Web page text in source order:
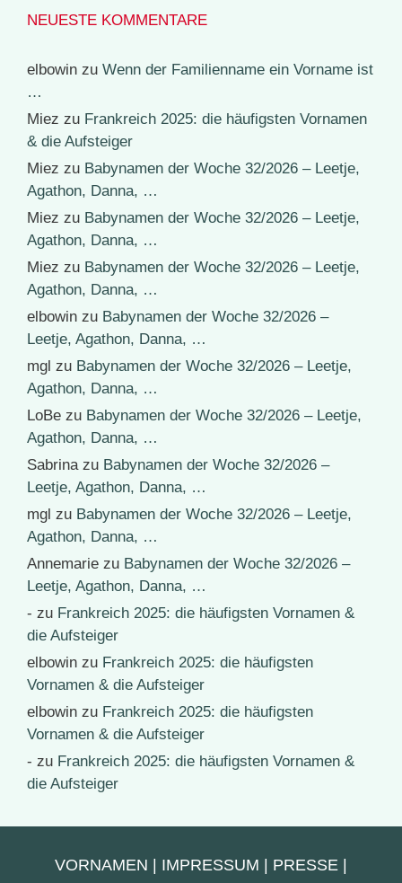
NEUESTE KOMMENTARE
elbowin zu Wenn der Familienname ein Vorname ist
…
Miez zu Frankreich 2025: die häufigsten Vornamen
& die Aufsteiger
Miez zu Babynamen der Woche 32/2026 – Leetje,
Agathon, Danna, …
Miez zu Babynamen der Woche 32/2026 – Leetje,
Agathon, Danna, …
Miez zu Babynamen der Woche 32/2026 – Leetje,
Agathon, Danna, …
elbowin zu Babynamen der Woche 32/2026 –
Leetje, Agathon, Danna, …
mgl zu Babynamen der Woche 32/2026 – Leetje,
Agathon, Danna, …
LoBe zu Babynamen der Woche 32/2026 – Leetje,
Agathon, Danna, …
Sabrinazu Babynamen der Woche 32/2026 –
Leetje, Agathon, Danna, …
mgl zu Babynamen der Woche 32/2026 – Leetje,
Agathon, Danna, …
Annemarie zu Babynamen der Woche 32/2026 –
Leetje, Agathon, Danna, …
- zu Frankreich 2025: die häufigsten Vornamen &
die Aufsteiger
elbowin zu Frankreich 2025: die häufigsten
Vornamen & die Aufsteiger
elbowin zu Frankreich 2025: die häufigsten
Vornamen & die Aufsteiger
- zu Frankreich 2025: die häufigsten Vornamen &
die Aufsteiger
VORNAMEN IMPRESSUM PRESSE